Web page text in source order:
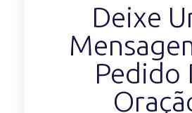
Deixe
Pedido